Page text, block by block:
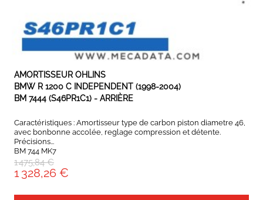
EXPEDIÉ SOUS 5 À 10 JOURS
AMORTISSEUR OHLINS
BMW R 1200 C INDEPENDENT (1998-2004)
BM 7444 (S46PR1C1) - ARRIÈRE
Caractéristiques : Amortisseur type de carbon piston diametre 46,
avec bonbonne accolée, reglage compression et détente.
Précisions...
BM 744 MK7
1 475,84 €
1 328,26 €